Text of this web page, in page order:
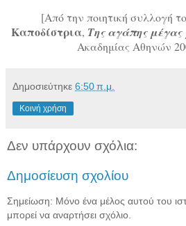
[Από την ποιητική συλλογή
Καποδίστρια, Της αγάπης μέγας
Ακαδημίας Αθηνών
Δημοσιεύτηκε 6:50 π.μ.
Κοινή χρήση
Δεν υπάρχουν σχόλια:
Δημοσίευση σχολίου
Σημείωση: Μόνο ένα μέλος αυτού του
μπορεί να αναρτήσει σχόλιο.